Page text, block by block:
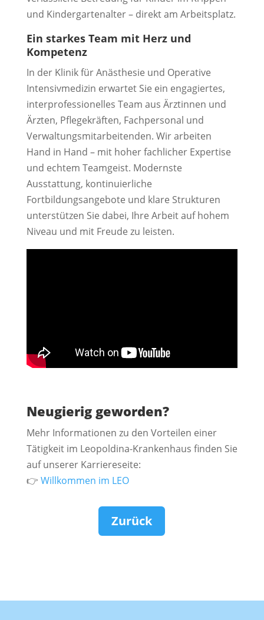
und Kindergartenalter – direkt am Arbeitsplatz.
Ein starkes Team mit Herz und
Kompetenz
In der Klinik für Anästhesie und Operative
Intensivmedizin erwartet Sie ein engagiertes,
interprofessionelles Team aus Ärztinnen und
Ärzten, Pflegekräften, Fachpersonal und
Verwaltungsmitarbeitenden. Wir arbeiten
Hand in Hand – mit hoher fachlicher Expertise
und echtem Teamgeist. Modernste
Ausstattung, kontinuierliche
Fortbildungsangebote und klare Strukturen
unterstützen Sie dabei, Ihre Arbeit auf hohem
Niveau und mit Freude zu leisten.
Neugierig geworden?
Mehr Informationen zu den Vorteilen einer
Tätigkeit im Leopoldina-Krankenhaus finden Sie
auf unserer Karriereseite:
👉 Willkommen im LEO
Zurück